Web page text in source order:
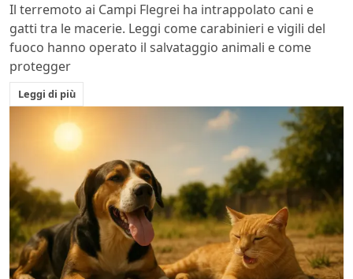
Il terremoto ai Campi Flegrei ha intrappolato cani e
gatti tra le macerie. Leggi come carabinieri e vigili del
fuoco hanno operato il salvataggio animali e come
protegger
Leggi di più